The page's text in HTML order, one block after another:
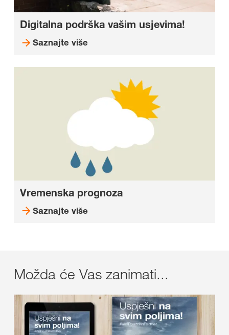
Digitalna podrška vašim usjevima!
Saznajte više
Vremenska prognoza
Saznajte više
Možda će Vas zanimati...